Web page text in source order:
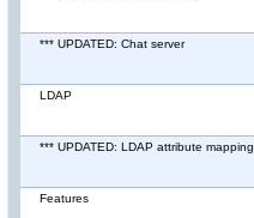
*** UPDATED: Chat server
LDAP
*** UPDATED: LDAP attribute mapping
Features